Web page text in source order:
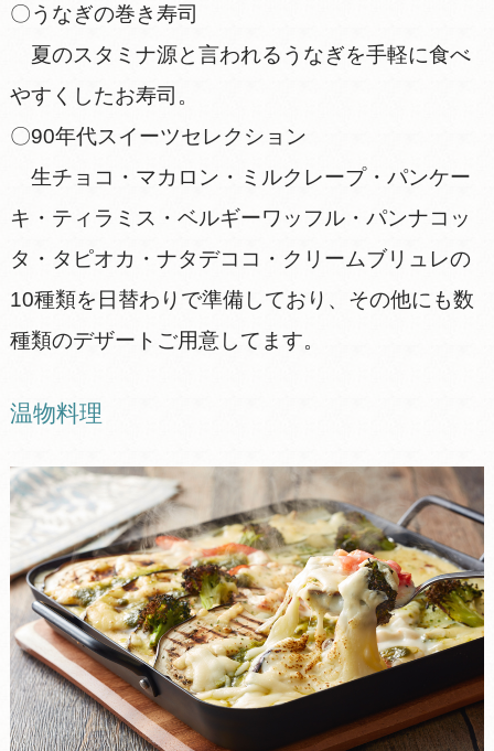
〇うなぎの巻き寿司
夏のスタミナ源と言われるうなぎを手軽に食べ
やすくしたお寿司。
〇90年代スイーツセレクション
生チョコ・マカロン・ミルクレープ・パンケー
キ・ティラミス・ベルギーワッフル・パンナコッ
タ・タピオカ・ナタデココ・クリームブリュレの
10種類を日替わりで準備しており、その他にも数
種類のデザートご用意してます。
温物料理